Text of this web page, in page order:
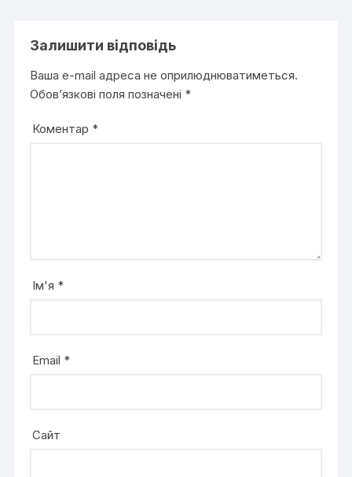
Залишити відповідь
Ваша e-mail адреса не оприлюднюватиметься.
Обов’язкові поля позначені *
Коментар *
Ім'я *
Email *
Сайт